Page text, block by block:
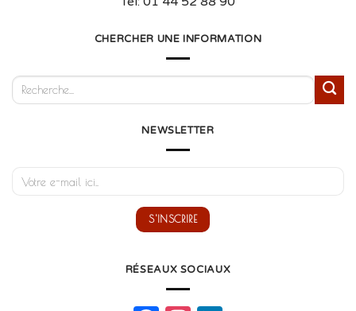
CHERCHER UNE INFORMATION
NEWSLETTER
RÉSEAUX SOCIAUX